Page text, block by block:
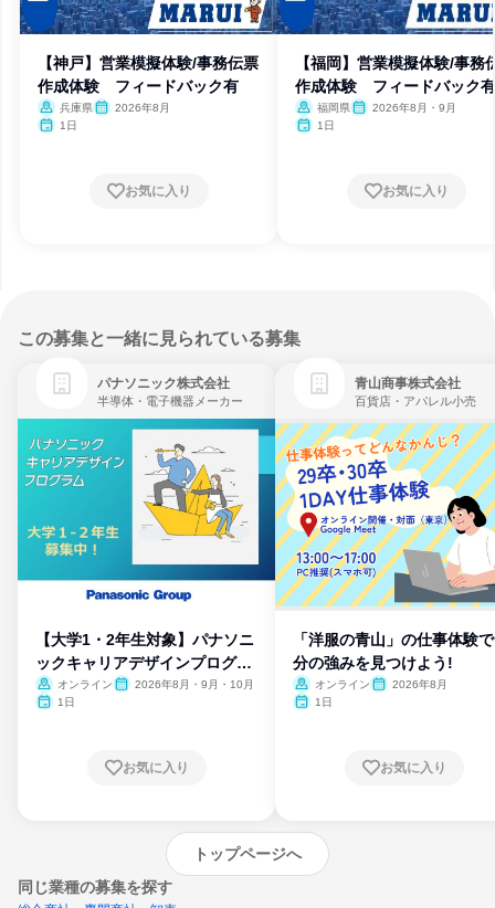
【神戸】営業模擬体験/事務伝票
作成体験 フィードバック有
兵庫県
2026年8月
1日
お気に入り
【福岡】営業模擬体験/事務
作成体験 フィードバック有
福岡県
2026年8月・9月
1日
お気に入り
この募集と一緒に見られている募集
パナソニック株式会社
半導体・電子機器メーカー
【大学1・2年生対象】パナソニ
ックキャリアデザインプログラ
ム
オンライン
2026年8月・9月・10月
1日
お気に入り
青山商事株式会社
百貨店・アパレル小売
「洋服の青山」の仕事体験
分の強みを見つけよう!
オンライン
2026年8月
1日
お気に入り
トップページへ
同じ業種の募集を探す